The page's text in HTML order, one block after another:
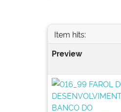
Item hits:
Preview